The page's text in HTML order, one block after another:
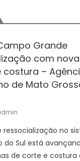
Grande
com
–
de Mato
ressocialização no
do Sul está
de corte e costura